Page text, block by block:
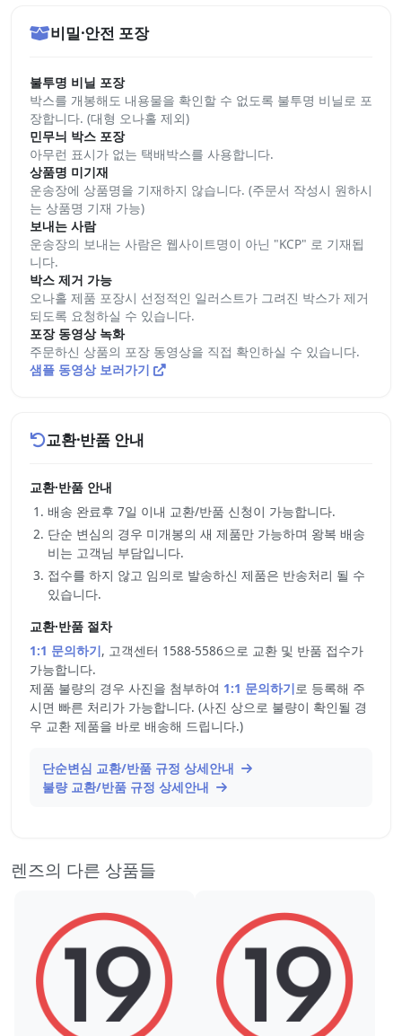
비밀·안전 포장
불투명 비닐 포장
박스를 개봉해도 내용물을 확인할 수 없도록 불투명 비닐로 포
장합니다. (대형 오나홀 제외)
민무늬 박스 포장
아무런 표시가 없는 택배박스를 사용합니다.
상품명 미기재
운송장에 상품명을 기재하지 않습니다. (주문서 작성시 원하시
는 상품명 기재 가능)
보내는 사람
운송장의 보내는 사람은 웹사이트명이 아닌 "KCP" 로 기재됩
니다.
박스 제거 가능
오나홀 제품 포장시 선정적인 일러스트가 그려진 박스가 제거
되도록 요청하실 수 있습니다.
포장 동영상 녹화
주문하신 상품의 포장 동영상을 직접 확인하실 수 있습니다.
샘플 동영상 보러가기
교환·반품 안내
교환·반품 안내
배송 완료후 7일 이내 교환/반품 신청이 가능합니다.
단순 변심의 경우 미개봉의 새 제품만 가능하며 왕복 배송
비는 고객님 부담입니다.
접수를 하지 않고 임의로 발송하신 제품은 반송처리 될 수
있습니다.
교환·반품 절차
1:1 문의하기, 고객센터 1588-5586으로 교환 및 반품 접수가
가능합니다.
제품 불량의 경우 사진을 첨부하여 1:1 문의하기로 등록해 주
시면 빠른 처리가 가능합니다. (사진 상으로 불량이 확인될 경
우 교환 제품을 바로 배송해 드립니다.)
단순변심 교환/반품 규정 상세안내
불량 교환/반품 규정 상세안내
렌즈의 다른 상품들